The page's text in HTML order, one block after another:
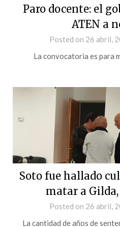
Paro docente: el
ATEN a
Posted on 26 abril,
La convocatoria es para
Soto fue hallado
matar a
Posted on 26 abril,
La cantidad de años de